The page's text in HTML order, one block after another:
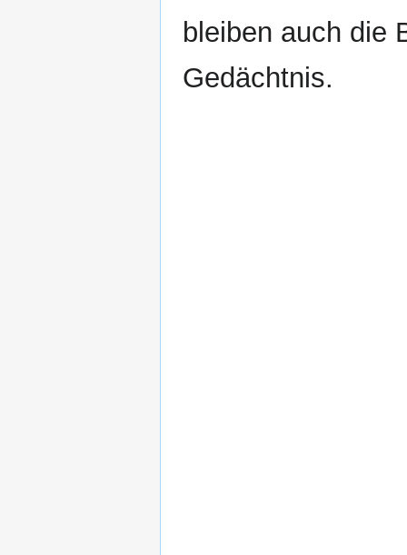
bleiben auch die
Gedächtnis.